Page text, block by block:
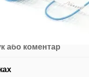
або коментар